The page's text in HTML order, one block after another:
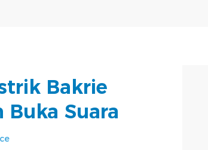
Bakrie
Suara